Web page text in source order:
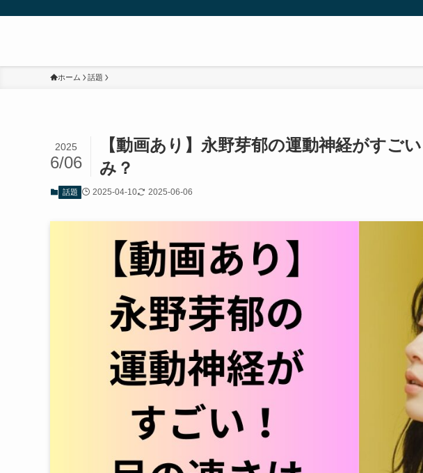
ホーム 話題
【動画あり】永野芽郁の運動神経がすご
み？
2025
6/06
話題 2025-04-10 2025-06-06